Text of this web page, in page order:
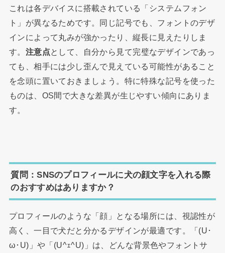
これは各デバイスに搭載されている「システムフォン
ト」が異なるためです。同じ記号でも、フォントのデザ
インによって丸みが強かったり、縦長に見えたりしま
す。 注意点 として、自分から見て完璧なデザインであっ
ても、相手には少し歪んで見えている可能性があること
を念頭に置いておきましょう。特に特殊な記号を使った
ものは、OS間で大きな差異が生じやすい傾向にありま
す。
質問：SNSのプロフィールに犬の顔文字を入れる際
のおすすめはありますか？
プロフィールのような「顔」となる場所には、視認性が
高く、一目で犬だと分かるデザインが最適です。「(U･
ω･U)」や「(U^ｪ^U)」は、どんな背景色やフォントサ